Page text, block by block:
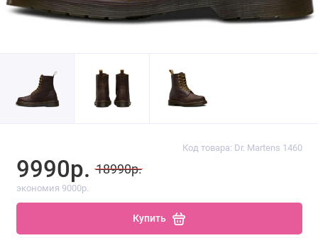
Код товара: Dr. Martens 1460
9990р. 18990р.
экономия 9000р.
Купить